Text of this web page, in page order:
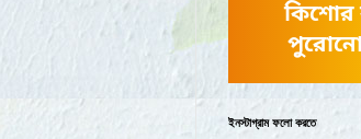
কিশোর
পুরোনো
ইনস্টাগ্রাম ফলো করতে